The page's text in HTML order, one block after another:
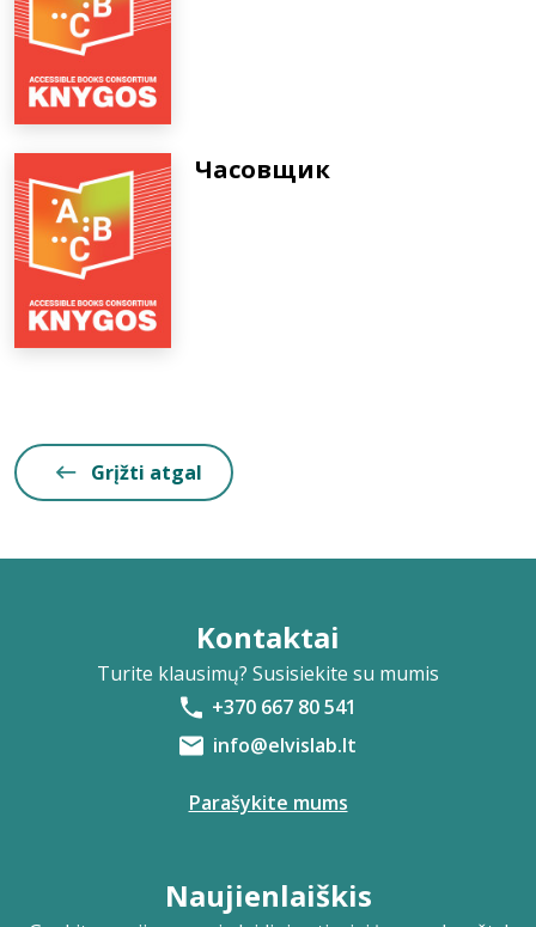
Часовщик
Grįžti atgal
Kontaktai
Turite klausimų? Susisiekite su mumis
+370 667 80 541
info@elvislab.lt
Parašykite mums
Naujienlaiškis